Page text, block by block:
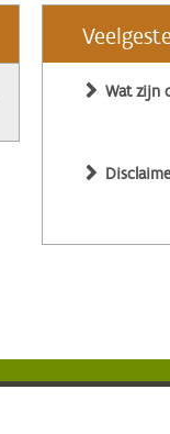
Wat zijn